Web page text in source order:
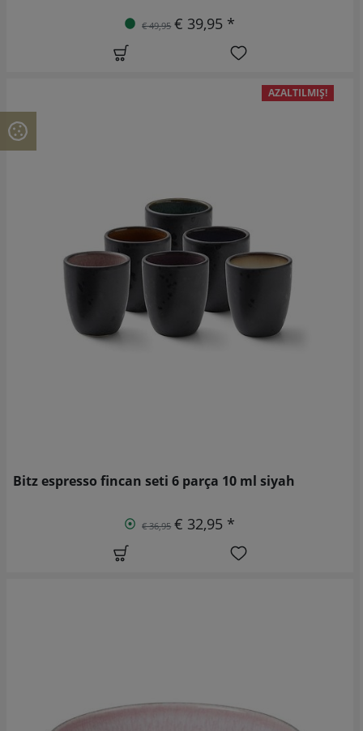
€ 49,95 € 39,95 *
AZALTILMIŞ!
Bitz espresso fincan seti 6 parça 10 ml siyah
€ 36,95 € 32,95 *